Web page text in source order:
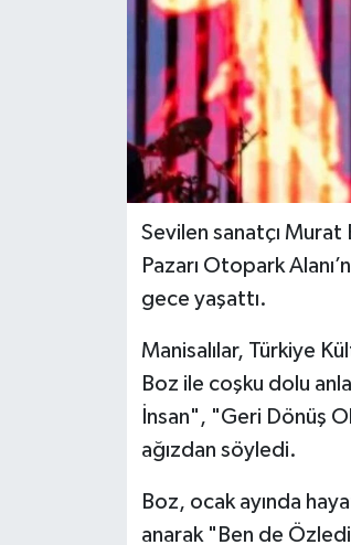
Sevilen sanatçı Murat
Pazarı Otopark
gece yaşattı.
Manisalılar, Türkiye
Boz ile coşku dolu
İnsan", "Geri Dönüş
ağızdan söyledi.
Boz, ocak ayında
anarak "Ben de